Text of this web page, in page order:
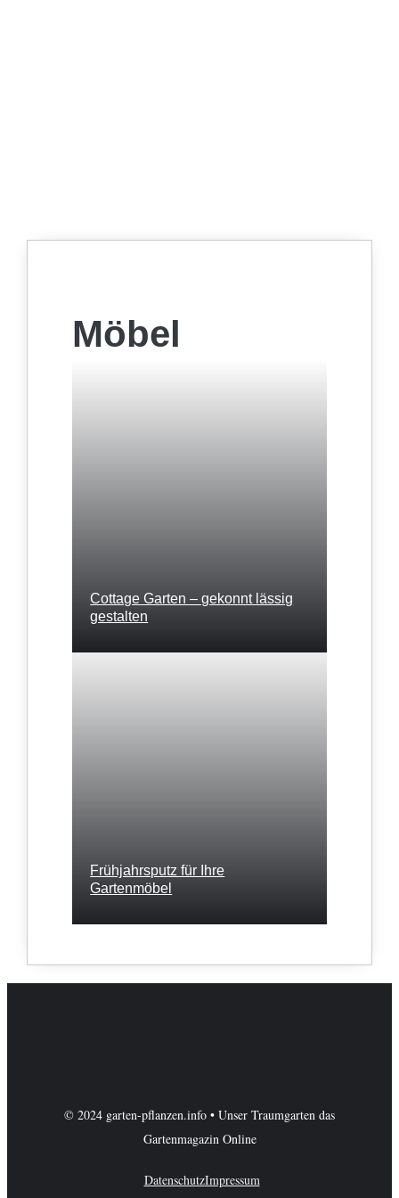
Möbel
Cottage Garten – gekonnt lässig
gestalten
Frühjahrsputz für Ihre
Gartenmöbel
© 2024 garten-pflanzen.info • Unser Traumgarten das
Gartenmagazin Online
DatenschutzImpressum